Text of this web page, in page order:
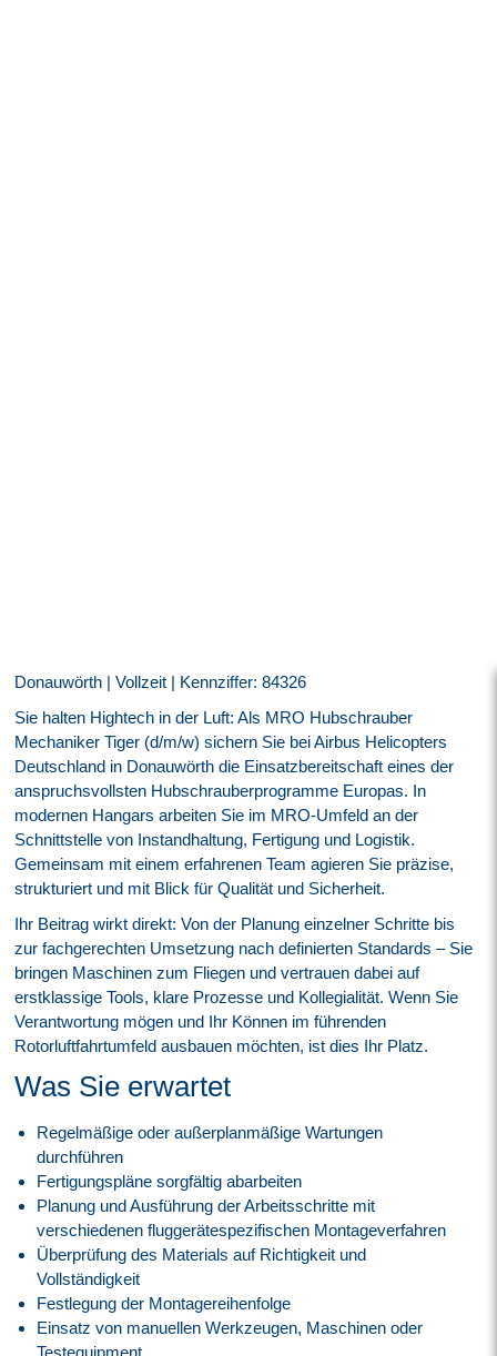
Donauwörth | Vollzeit | Kennziffer: 84326
Sie halten Hightech in der Luft: Als MRO Hubschrauber
Mechaniker Tiger (d/m/w) sichern Sie bei Airbus Helicopters
Deutschland in Donauwörth die Einsatzbereitschaft eines der
anspruchsvollsten Hubschrauberprogramme Europas. In
modernen Hangars arbeiten Sie im MRO-Umfeld an der
Schnittstelle von Instandhaltung, Fertigung und Logistik.
Gemeinsam mit einem erfahrenen Team agieren Sie präzise,
strukturiert und mit Blick für Qualität und Sicherheit.
Ihr Beitrag wirkt direkt: Von der Planung einzelner Schritte bis
zur fachgerechten Umsetzung nach definierten Standards – Sie
bringen Maschinen zum Fliegen und vertrauen dabei auf
erstklassige Tools, klare Prozesse und Kollegialität. Wenn Sie
Verantwortung mögen und Ihr Können im führenden
Rotorluftfahrtumfeld ausbauen möchten, ist dies Ihr Platz.
Was Sie erwartet
Regelmäßige oder außerplanmäßige Wartungen
durchführen
Fertigungspläne sorgfältig abarbeiten
Planung und Ausführung der Arbeitsschritte mit
verschiedenen fluggerätespezifischen Montageverfahren
Überprüfung des Materials auf Richtigkeit und
Vollständigkeit
Festlegung der Montagereihenfolge
Einsatz von manuellen Werkzeugen, Maschinen oder
Testequipment